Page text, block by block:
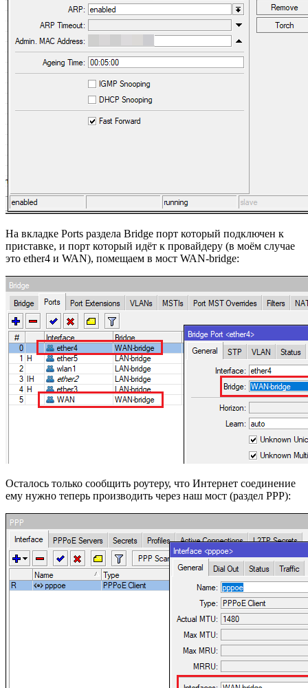
На вкладке Ports раздела Bridge порт который подключен к
приставке, и порт который идёт к провайдеру (в моём случае
это ether4 и WAN), помещаем в мост WAN-bridge:
Осталось только сообщить роутеру, что Интернет соединение
ему нужно теперь производить через наш мост (раздел PPP):